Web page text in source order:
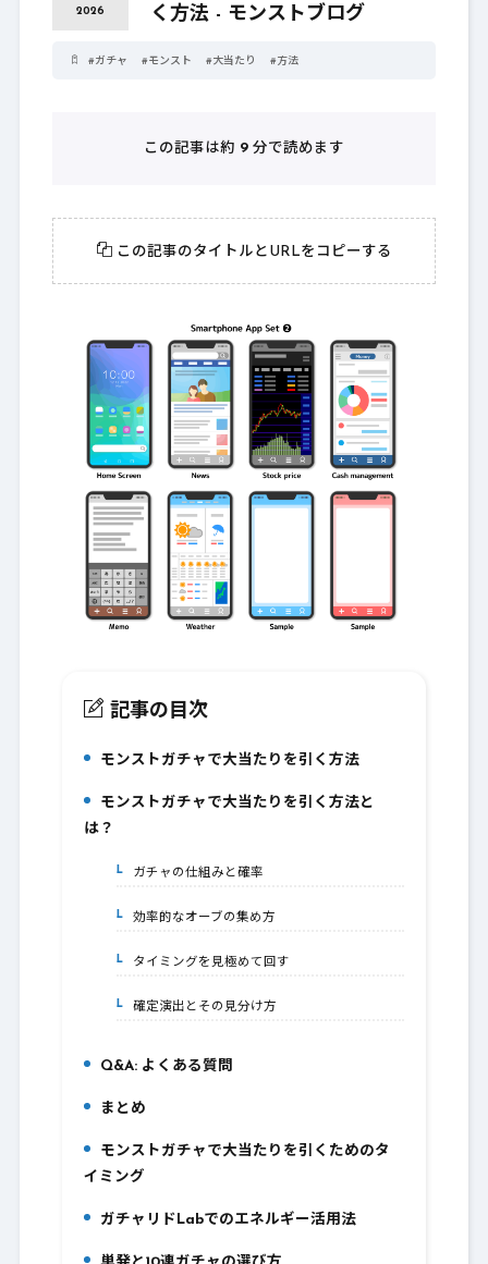
2026
く方法 - モンストブログ
#ガチャ #モンスト #大当たり #方法
この記事は約 9 分で読めます
この記事のタイトルとURLをコピーする
記事の目次
モンストガチャで大当たりを引く方法
モンストガチャで大当たりを引く方法と
は？
2-1.ガチャの仕組みと確率
2-2.効率的なオーブの集め方
2-3.タイミングを見極めて回す
2-4.確定演出とその見分け方
Q&A: よくある質問
まとめ
モンストガチャで大当たりを引くためのタ
イミング
6.ガチャリドLabでのエネルギー活用法